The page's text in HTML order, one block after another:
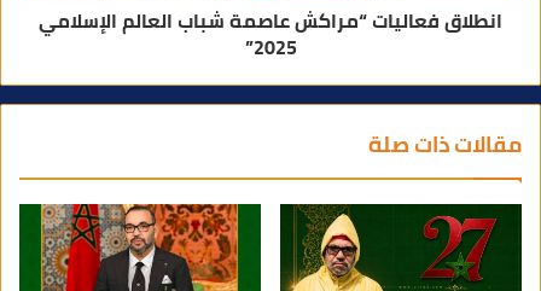
انطلاق فعاليات “مراكش عاصمة شباب العالم الإسلامي
2025”
مقالات ذات صلة